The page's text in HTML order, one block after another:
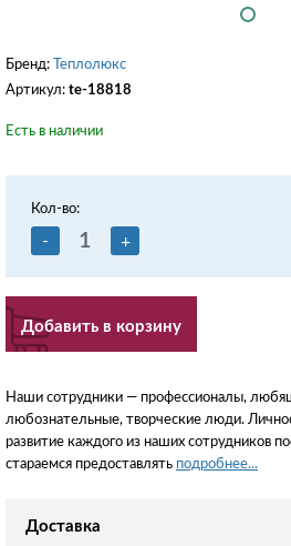
Бренд:
Теплолюкс
Артикул: te-18818
Есть в наличии
Кол-во:
- +
Добавить в корзину
Наши сотрудники — профессионалы,
любознательные, творческие люди.
развитие каждого из наших сотрудников
стараемся предоставлять подробнее...
Доставка